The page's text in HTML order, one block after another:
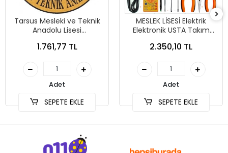
Tarsus Mesleki ve Teknik
Anadolu Lisesi
Takım Çantası
1.761,77 TL
Adet
SEPETE EKLE
MESLEK LİSESİ Elektrik
Elektronik USTA Takım
2.350,10 TL
Adet
SEPETE EKLE